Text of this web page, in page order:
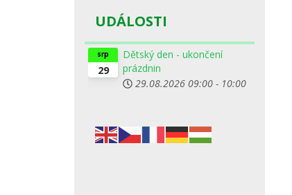
UDÁLOSTI
29
srp
Dětský den - ukončení
prázdnin
29.08.2026 09:00 - 10:00